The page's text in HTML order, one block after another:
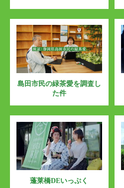
島田市民の緑茶愛を調査し
た件
蓬莱橋DEいっぷく